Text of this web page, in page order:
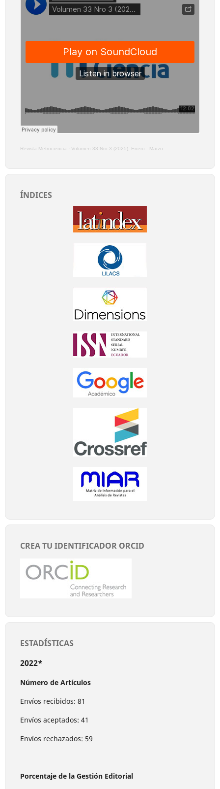
Revista Metrociencia · Volumen 33 Nro 3 (2025), Enero - Marzo
ÍNDICES
CREA TU IDENTIFICADOR ORCID
ESTADÍSTICAS
2022*
Número de Artículos
Envíos recibidos: 81
Envíos aceptados: 41
Envíos rechazados: 59
Porcentaje de la Gestión Editorial